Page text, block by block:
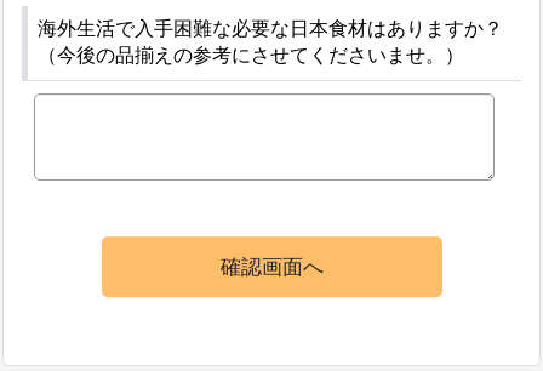
海外生活で入手困難な必要な日本食材はありますか？
（今後の品揃えの参考にさせてくださいませ。）
確認画面へ